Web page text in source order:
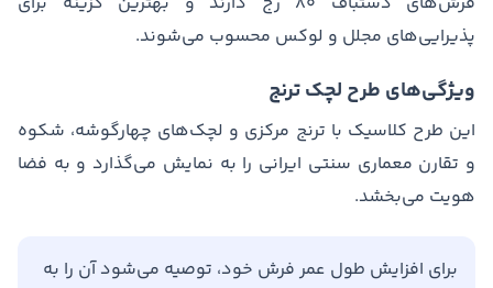
پذیرایی‌های مجلل و لوکس محسوب می‌شوند.
ویژگی‌های طرح لچک ترنج
این طرح کلاسیک با ترنج مرکزی و لچک‌های چهارگوشه، شکوه
و تقارن معماری سنتی ایرانی را به نمایش می‌گذارد و به فضا
هویت می‌بخشد.
برای افزایش طول عمر فرش خود، توصیه می‌شود آن را به